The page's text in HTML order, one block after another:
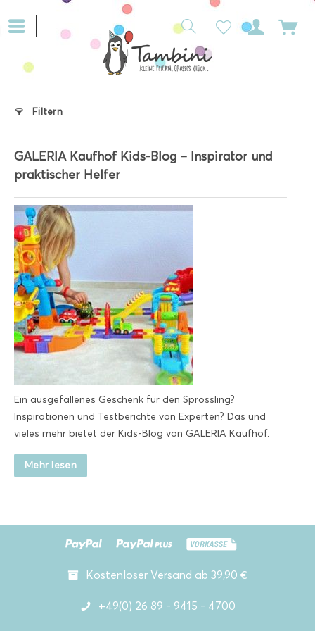
Filtern
GALERIA Kaufhof Kids-Blog – Inspirator und
praktischer Helfer
Ein ausgefallenes Geschenk für den Sprössling?
Inspirationen und Testberichte von Experten? Das und
vieles mehr bietet der Kids-Blog von GALERIA Kaufhof.
Mehr lesen
Kostenloser Versand ab 39,90 €
+49(0) 26 89 - 9415 - 4700